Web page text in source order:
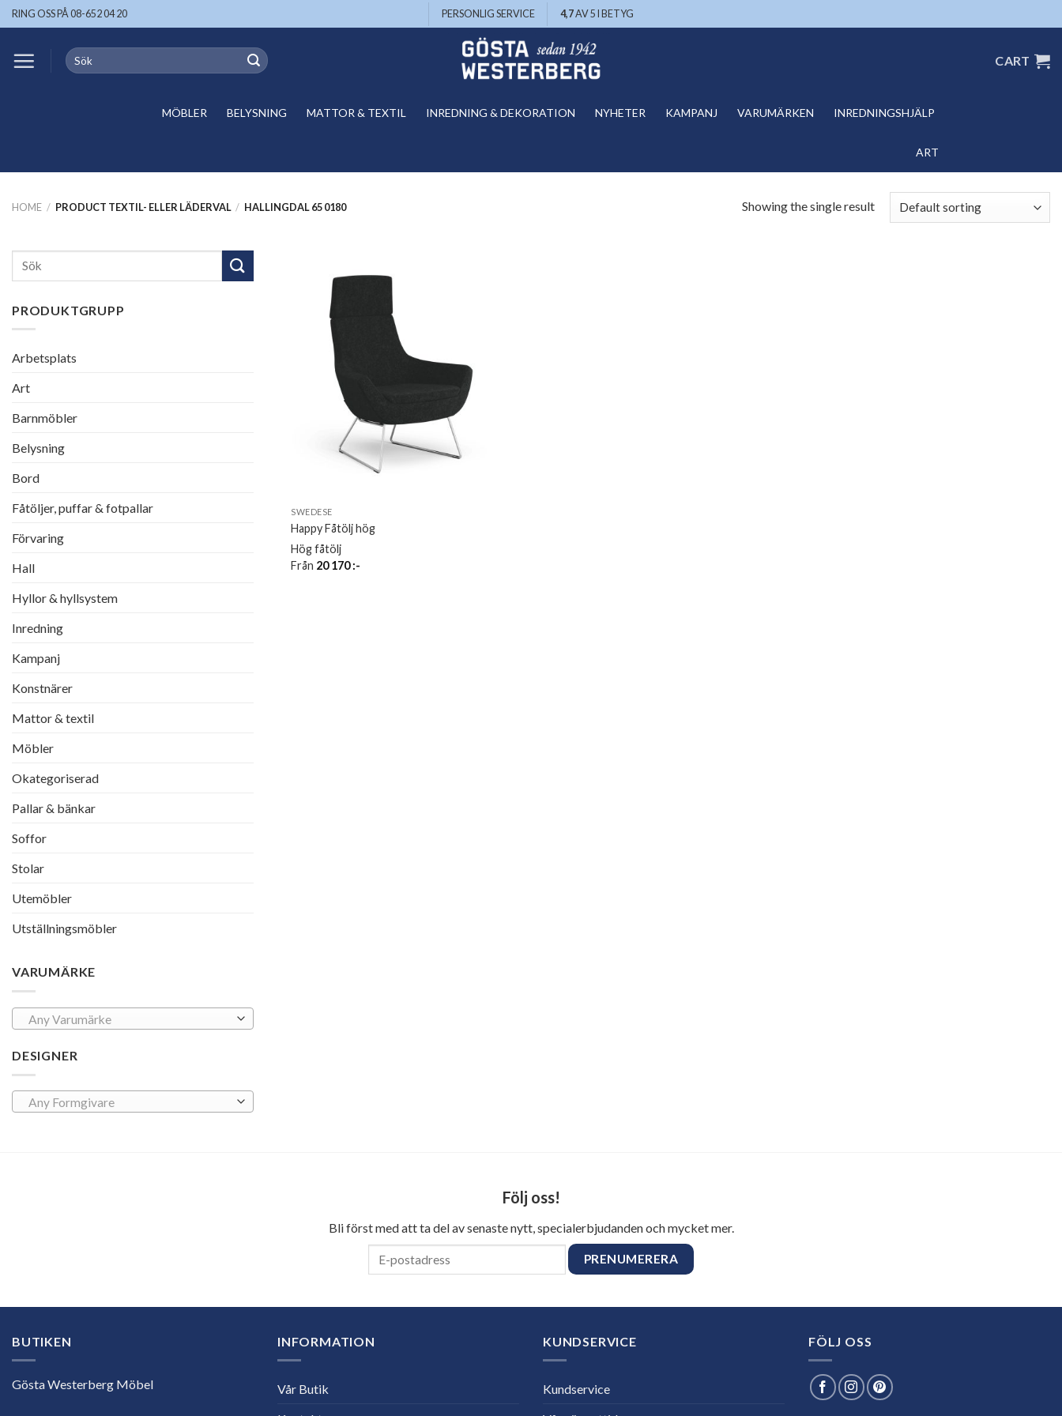
Skip
to
RING OSS PÅ 08-652 04 20 PERSONLIG SERVICE 4,7AV 5 I BETYG
Search
for:
CART
MÖBLER BELYSNING MATTOR & TEXTIL INREDNING & DEKORATION NYHETER KAMPANJ VARUMÄRKEN INREDNINGSHJÄLP
ART
HOME / PRODUCT TEXTIL- ELLER LÄDERVAL / HALLINGDAL 65 0180 Showing the single result
Search
PRODUKTGRUPP
Arbetsplats
Art
Barnmöbler
Belysning
Bord
Fåtöljer, puffar & fotpallar
Förvaring
Hall
Hyllor & hyllsystem
Inredning
Kampanj
Konstnärer
Mattor & textil
Möbler
Okategoriserad
Pallar & bänkar
Soffor
Stolar
Utemöbler
Utställningsmöbler
VARUMÄRKE
Any Varumärke
DESIGNER
Any Formgivare
SWEDESE
Happy Fåtölj hög
Hög fåtölj
Från 20 170:-
Följ oss!
Bli först med att ta del av senaste nytt, specialerbjudanden och mycket mer.
BUTIKEN
Gösta Westerberg Möbel
INFORMATION
Vår Butik
KUNDSERVICE
Kundservice
FÖLJ OSS